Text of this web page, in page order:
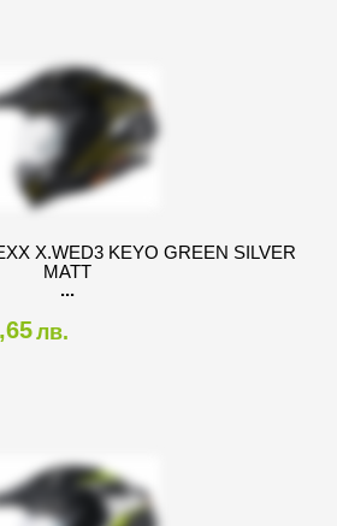
X.WED3 KEYO GREEN SILVER
MATT
лв.